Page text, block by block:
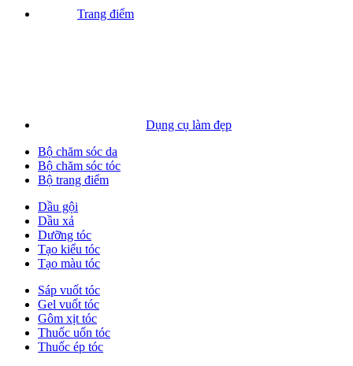
Trang điểm
Dụng cụ làm đẹp
Bộ chăm sóc da
Bộ chăm sóc tóc
Bộ trang điểm
Dầu gội
Dầu xả
Dưỡng tóc
Tạo kiểu tóc
Tạo màu tóc
Sáp vuốt tóc
Gel vuốt tóc
Gôm xịt tóc
Thuốc uốn tóc
Thuốc ép tóc